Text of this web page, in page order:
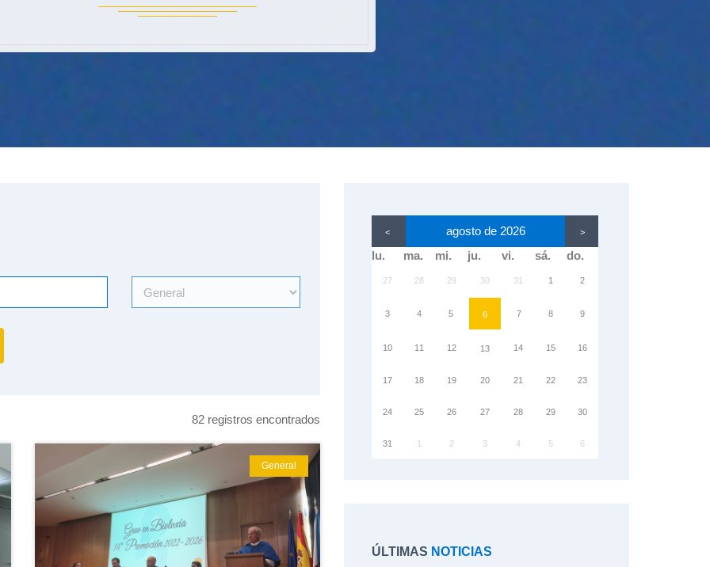
82 registros encontrados
General
< agosto de 2026 >
lu. ma. mi. ju. vi. sá. do.
27 28 29 30 31 1 2
3 4 5 6 7 8 9
10 11 12 13 14 15 16
17 18 19 20 21 22 23
24 25 26 27 28 29 30
31 1 2 3 4 5 6
ÚLTIMAS NOTICIAS